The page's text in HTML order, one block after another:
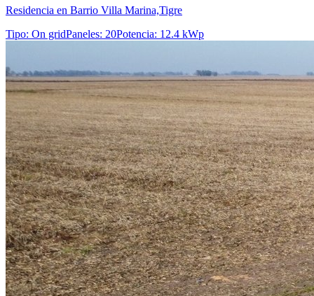
Residencia en Barrio Villa Marina,Tigre
Tipo: On gridPaneles: 20Potencia: 12.4 kWp